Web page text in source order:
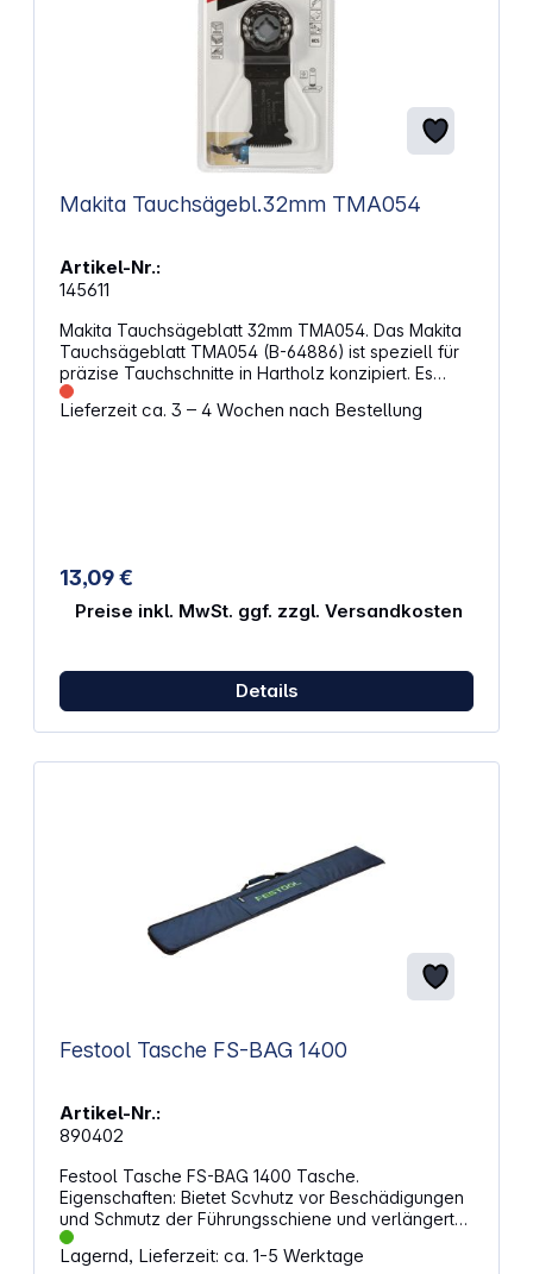
Makita Tauchsägebl.32mm TMA054
Artikel-Nr.:
145611
Makita Tauchsägeblatt 32mm TMA054. Das Makita
Tauchsägeblatt TMA054 (B-64886) ist speziell für
präzise Tauchschnitte in Hartholz konzipiert. Es
verfügt über eine Breite von 32 mm und eine
Arbeitslänge von 50 mm, mit einer Starlock-
z.B. zum Schneiden von Holzpaneelen oder
Lieferzeit ca. 3 – 4 Wochen nach Bestellung
13,09 €
Preise inkl. MwSt. ggf. zzgl. Versandkosten
Details
Festool Tasche FS-BAG 1400
Artikel-Nr.:
890402
Festool Tasche FS-BAG 1400 Tasche.
Eigenschaften: Bietet Scvhutz vor Beschädigungen
und Schmutz der Führungsschiene und verlängert
so die Standzeit Komfortables Tragen mit
Schulterriemen Bietet Platz für 2 Schienen bis zur
Lagernd, Lieferzeit: ca. 1-5 Werktage